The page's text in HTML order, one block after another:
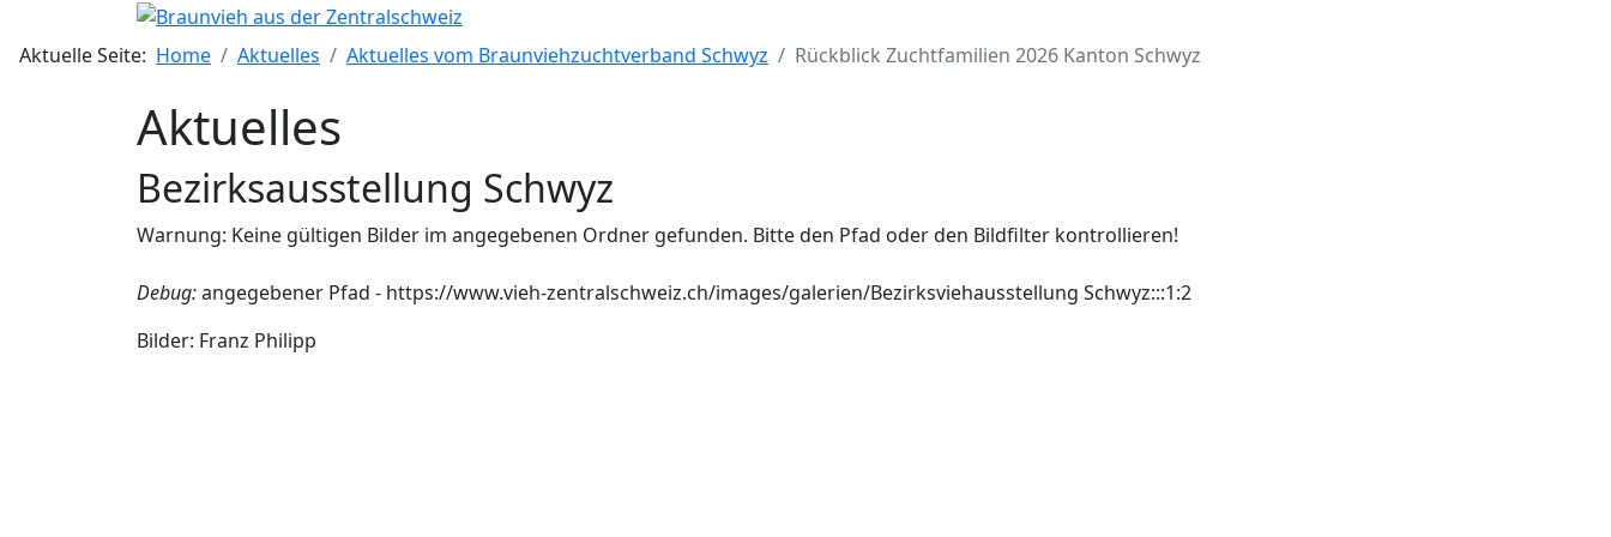
Aktuelle Seite: Home Aktuelles Aktuelles vom Braunviehzuchtverband Schwyz Rückblick Zuchtfamilien 2026 Kanton Schwyz
Aktuelles
Bezirksausstellung Schwyz
Warnung: Keine gültigen Bilder im angegebenen Ordner gefunden. Bitte den Pfad oder den Bildfilter kontrollieren!
Debug:angegebener Pfad - https://www.vieh-zentralschweiz.ch/images/galerien/Bezirksviehausstellung Schwyz:::1:2
Bilder: Franz Philipp